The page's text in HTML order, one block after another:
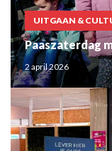
UITGAAN &
Paaszaterdag
2 april 2026